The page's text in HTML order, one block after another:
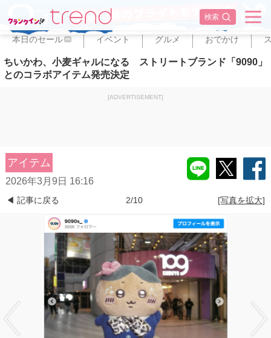
検索
✕
本日のセール PR イベント グルメ おでかけ
ちいかわ、小麦ギャルになる ストリートブランド「9090」
とのコラボアイテム発売決定
[ADVERTISEMENT]
アイテム
2026年3月9日 16:16
◀ 記事に戻る 2/10 [写真を拡大]